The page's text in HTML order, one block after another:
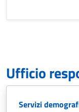
Ufficio
Servizi